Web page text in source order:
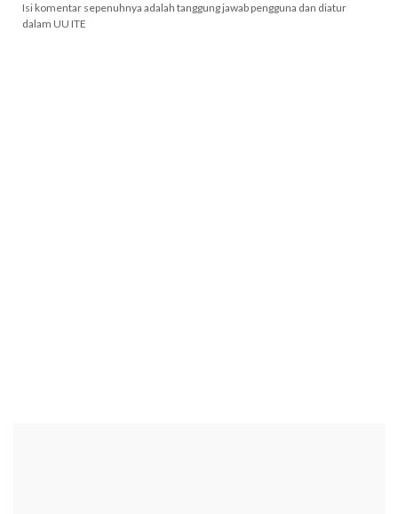
Isi komentar sepenuhnya adalah tanggung jawab pengguna dan diatur
dalam UU ITE